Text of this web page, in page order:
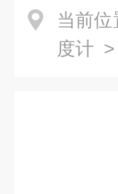
当前位
度计